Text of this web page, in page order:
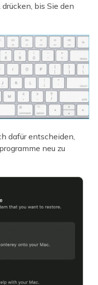
bis Sie den
dafür entscheiden,
neu zu